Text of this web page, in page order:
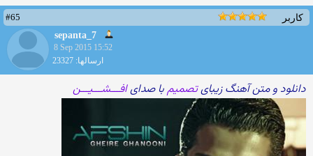
کاربر
#65
sepanta_7
8 Sep 2015 15:52
ارسالها: 23327
دانلود و متن آهنگ زیبایتصمیمبا صدایافـــشـــیـــن